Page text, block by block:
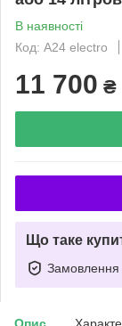
В наявності
Код: А24 electro
11 700 ₴
Що таке
Замовлення
Опис